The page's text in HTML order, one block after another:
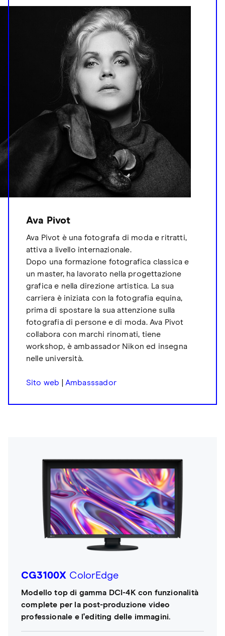
Ava Pivot
Ava Pivot è una fotografa di moda e ritratti,
attiva a livello internazionale.
Dopo una formazione fotografica classica e
un master, ha lavorato nella progettazione
grafica e nella direzione artistica. La sua
carriera è iniziata con la fotografia equina,
prima di spostare la sua attenzione sulla
fotografia di persone e di moda. Ava Pivot
collabora con marchi rinomati, tiene
workshop, è ambassador Nikon ed insegna
nelle università.
Sito web Ambasssador
CG3100X ColorEdge
Modello top di gamma DCI-4K con funzionalità
complete per la post-produzione video
professionale e l'editing delle immagini.